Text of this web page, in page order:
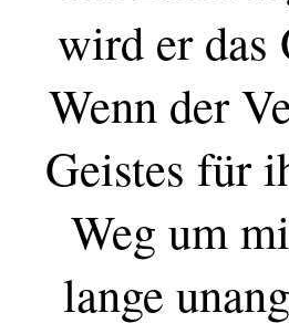
wird er
Wenn der
Geistes für
Weg um
lange